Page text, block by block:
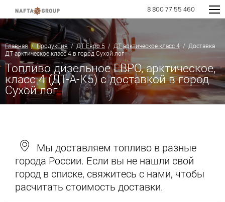
8 800 77 55 460
Главная/Продукция/ДТ Евро 5 / ДТ арктическое класс 4 / Доставка
ДТ арктическое класс 4 в город Сухой лог
Топливо дизельное ЕВРО, арктическое,
класс 4 (ДТ-А-К5) с доставкой в город
Сухой лог
Мы доставляем топливо в разные
города России. Если вы не нашли свой
город в списке, свяжитесь с нами, чтобы
расчитать стоимость доставки.